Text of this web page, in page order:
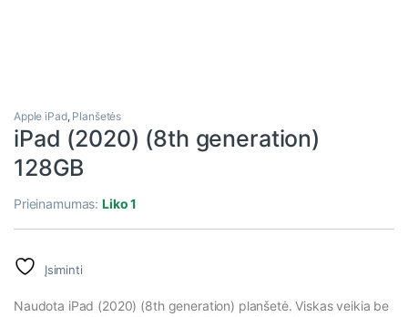
Apple iPad, Planšetės
iPad (2020) (8th generation)
128GB
Prieinamumas:Liko 1
Įsiminti
Naudota iPad (2020) (8th generation) planšetė. Viskas veikia be